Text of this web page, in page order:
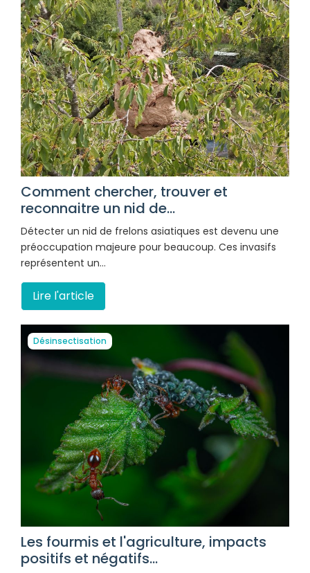
Comment chercher, trouver et
reconnaitre un nid de...
Détecter un nid de frelons asiatiques est devenu une
préoccupation majeure pour beaucoup. Ces invasifs
représentent un…
Lire l'article
Désinsectisation
Les fourmis et l'agriculture, impacts
positifs et négatifs...